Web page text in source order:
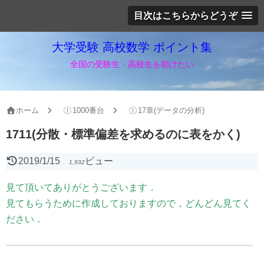
目次はこちらからどうぞ
大学受験 高校数学 ポイント集
全国の受験生・高校生を助けたい
ホーム 1000番台 17章(データの分析)
1711(分散・標準偏差を求めるのに表をかく)
2019/1/15 1,932ビュー
見て頂いてありがとうございます．
見てもらうために作成しておりますので，どんどん見てく
ださい．